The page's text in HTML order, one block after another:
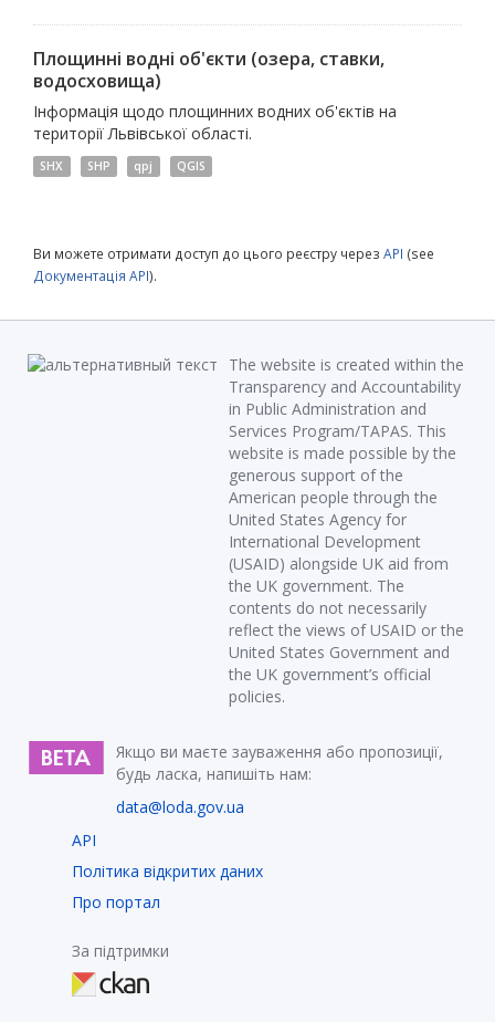
Площинні водні об'єкти (озера, ставки,
водосховища)
Інформація щодо площинних водних об'єктів на
території Львівської області.
SHX SHP qpj QGIS
Ви можете отримати доступ до цього реєстру через API (see
Документація API).
The website is created within the
Transparency and Accountability
in Public Administration and
Services Program/TAPAS. This
website is made possible by the
generous support of the
American people through the
United States Agency for
International Development
(USAID) alongside UK aid from
the UK government. The
contents do not necessarily
reflect the views of USAID or the
United States Government and
the UK government’s official
policies.
Якщо ви маєте зауваження або пропозиції,
будь ласка, напишіть нам:
data@loda.gov.ua
API
Політика відкритих даних
Про портал
За підтримки